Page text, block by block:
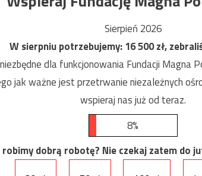
Sierpień 2026
W sierpniu potrzebujemy:16 500zł,
dla funkcjonowania Fundacji Magna
jak ważne jest przetrwanie niezależnych
wspieraj nas już od teraz.
8%
robimy dobrą robotę? Nie czekaj zatem do